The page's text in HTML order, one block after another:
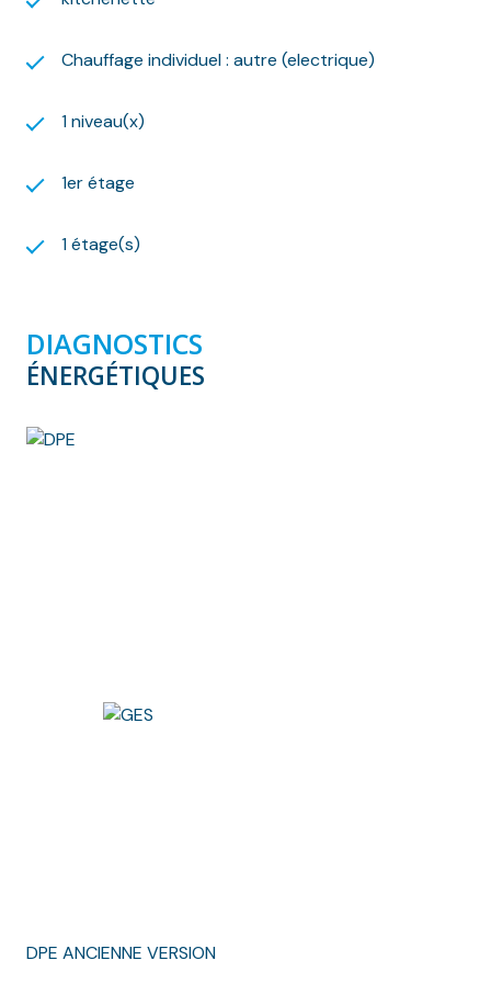
exposé sont disponibles sur le site Géorisques :
Nous nous ferons un plaisir de vous aider dans vos
Chauffage individuel : autre (electrique)
1 niveau(x)
1er étage
1 étage(s)
DIAGNOSTICS
ÉNERGÉTIQUES
DPE ANCIENNE VERSION